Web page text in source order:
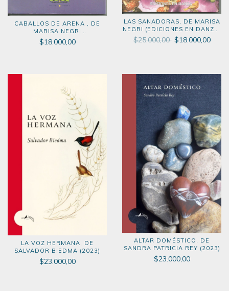
CABALLOS DE ARENA , DE
MARISA NEGRI
(NUESTRAMÉRICA, 2003)
$18.000,00
LAS SANADORAS, DE MARISA
NEGRI (EDICIONES EN DANZA,
2012)
$25.000,00 $18.000,00
LA VOZ HERMANA, DE
SALVADOR BIEDMA (2023)
$23.000,00
ALTAR DOMÉSTICO, DE
SANDRA PATRICIA REY (2023)
$23.000,00